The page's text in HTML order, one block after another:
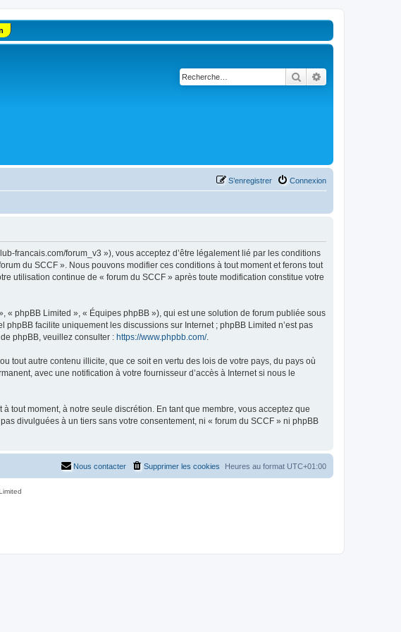
Rechercher
Connexion
S’enregistrer
francais.com/forum_v3 »), vous acceptez d’être légalement lié par les conditions
du SCCF ». Nous pouvons modifier ces conditions à tout moment et ferons tout
utilisation continue de « forum du SCCF » après toute modification constitue votre
« phpBB Limited », « Équipes phpBB »), qui est une solution de forum publiée sous
phpBB facilite uniquement les discussions sur Internet ; phpBB Limited n’est pas
phpBB, veuillez consulter : https://www.phpbb.com/.
tout autre contenu illicite, que ce soit en vertu des lois de votre pays, du pays où
avec une notification à votre fournisseur d’accès à Internet si nous le
tout moment, à notre seule discrétion. En tant que membre, vous acceptez que
divulguées à un tiers sans votre consentement, ni « forum du SCCF » ni phpBB
Heures au format UTC+01:00
Supprimer les cookies
Nous contacter